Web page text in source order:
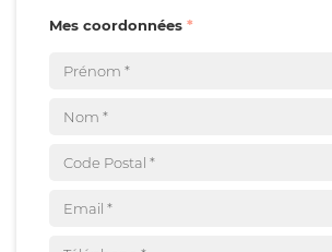
Mes coordonnées